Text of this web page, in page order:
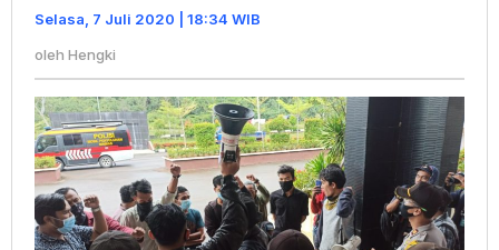
Di
Kepri,
Mahasiswa
Kasih
Waktu
7
Hari
Selasa, 7 Juli 2020 | 18:34 WIB
oleh Hengki